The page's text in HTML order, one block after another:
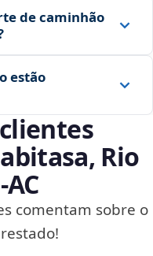
de caminhão
estão
Rio
comentam sobre o